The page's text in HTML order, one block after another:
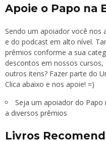
Apoie o Papo na
Sendo um apoiador você nos
e do podcast em alto nível.
prêmios conforme a sua
descontos em nossos
outros itens? Fazer parte do
Clica abaixo e nos apoie! =)
Seja um apoiador do Papo
a diversos prêmios
Livros